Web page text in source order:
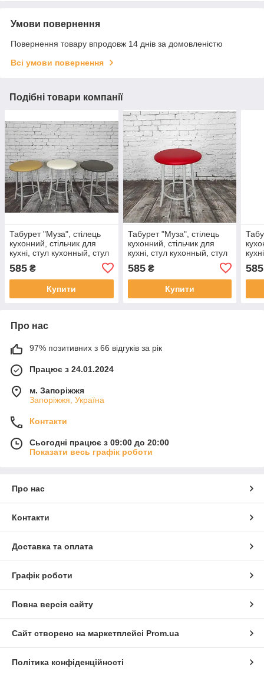
Умови повернення
Повернення товару впродовж 14 днів за домовленістю
Всі умови повернення
Подібні товари компанії
Табурет "Муза", стілець
кухонний, стільчик для
кухні, стул кухонный, стул
585 ₴
Купити
Табурет "Муза", стілець
кухонний, стільчик для
кухні, стул кухонный, стул
585₴
Купити
585
Про нас
97% позитивних з 66 відгуків за рік
Працює з 24.01.2024
м. Запоріжжя
Запоріжжя, Україна
Контакти
Сьогодні працює з 09:00 до 20:00
Показати весь графік роботи
Про нас
Контакти
Доставка та оплата
Графік роботи
Повна версія сайту
Сайт створено на маркетплейсі Prom.ua
Політика конфіденційності